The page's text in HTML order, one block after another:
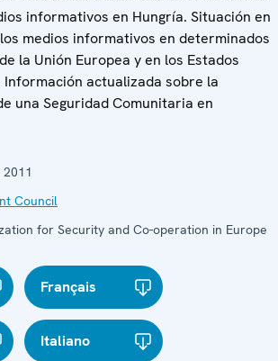
informativos en Hungría. Situación en
medios informativos en determinados
la Unión Europea y en los Estados
Información actualizada sobre la
una Seguridad Comunitaria en
Council
for Security and Co-operation in Europe
Français
Italiano